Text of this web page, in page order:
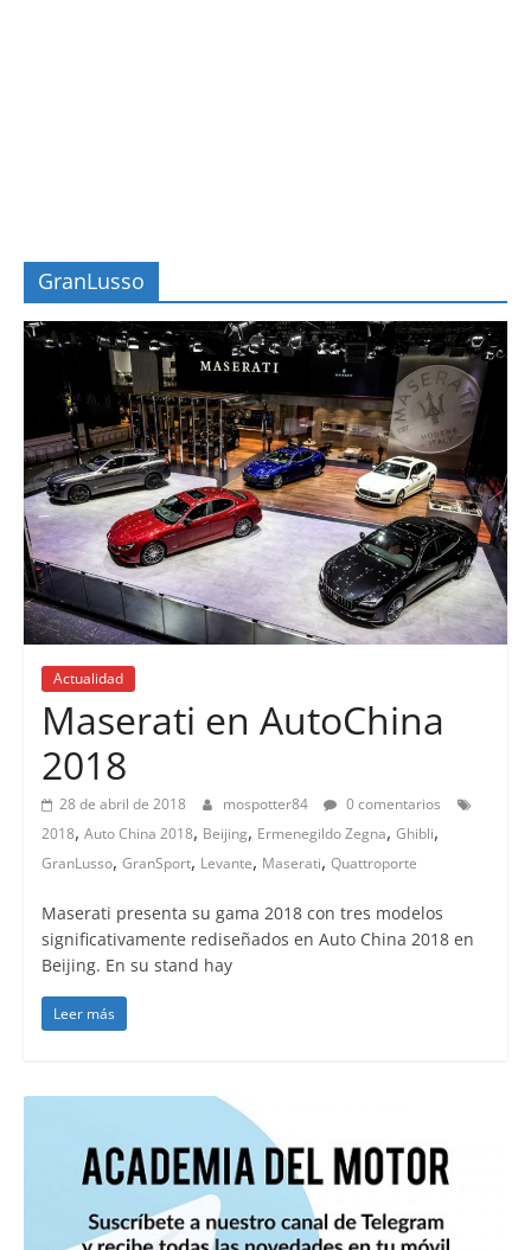
GranLusso
Actualidad
Maserati en AutoChina
2018
28 de abril de 2018 mospotter84
0 comentarios
2018, Auto China 2018, Beijing, Ermenegildo Zegna, Ghibli,
GranLusso, GranSport, Levante, Maserati, Quattroporte
Maserati presenta su gama 2018 con tres modelos
significativamente rediseñados en Auto China 2018 en
Beijing. En su stand hay
Leer más